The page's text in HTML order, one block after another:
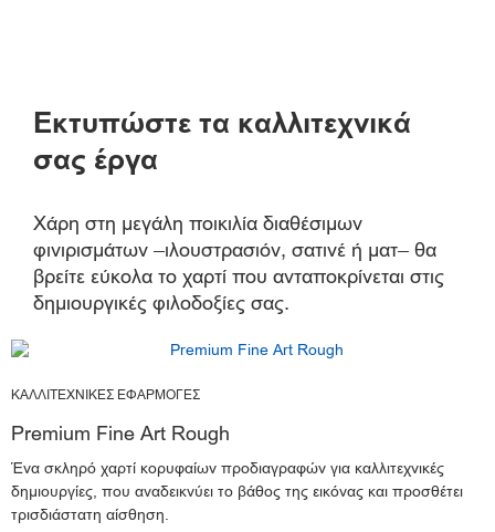
Εκτυπώστε τα καλλιτεχνικά
σας έργα
Χάρη στη μεγάλη ποικιλία διαθέσιμων
φινιρισμάτων –ιλουστρασιόν, σατινέ ή ματ– θα
βρείτε εύκολα το χαρτί που ανταποκρίνεται στις
δημιουργικές φιλοδοξίες σας.
ΚΑΛΛΙΤΕΧΝΙΚΕΣ ΕΦΑΡΜΟΓΕΣ
Premium Fine Art Rough
Ένα σκληρό χαρτί κορυφαίων προδιαγραφών για καλλιτεχνικές
δημιουργίες, που αναδεικνύει το βάθος της εικόνας και προσθέτει
τρισδιάστατη αίσθηση.